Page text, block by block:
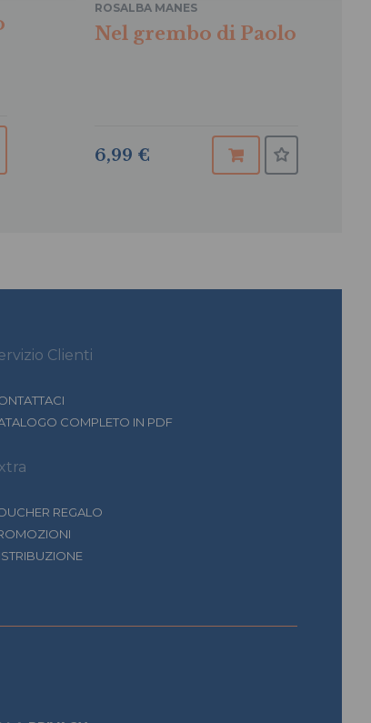
Nel grembo di Paolo
ROSALBA MANES
6,99 €
Clienti
COMPLETO IN PDF
REGALO